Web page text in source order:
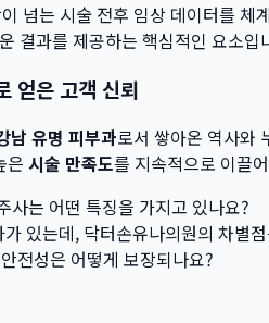
넘는 시술 전후 임상 데이터를 체
결과를 제공하는 핵심적인 요소입
얻은 고객 신뢰
남 유명 피부과로서 쌓아온 역사와
은 시술 만족도를 지속적으로 이끌
사는 어떤 특징을 가지고 있나요?
있는데, 닥터손유나의원의 차별
전성은 어떻게 보장되나요?